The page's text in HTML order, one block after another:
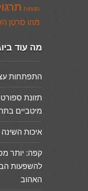
תנוחות
מהו סרטן
מה עוד
התפתחות
תזונת
מיטביים
איכות
קפה: יותר
להשפעות
האהוב